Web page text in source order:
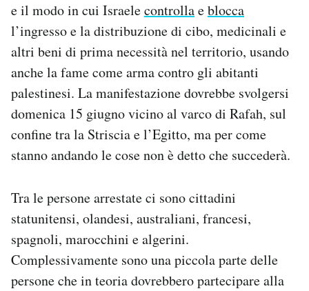
Esci
e il modo in cui Israelecontrollaeblocca
l’ingresso e la distribuzione di cibo, medicinali e
altri beni di prima necessità nel territorio, usando
anche la fame come arma contro gli abitanti
palestinesi. La manifestazione dovrebbe svolgersi
domenica 15 giugno vicino al varco di Rafah, sul
confine tra la Striscia e l’Egitto, ma per come
stanno andando le cose non è detto che succederà.
Tra le persone arrestate ci sono cittadini
statunitensi, olandesi, australiani, francesi,
spagnoli, marocchini e algerini.
Complessivamente sono una piccola parte delle
persone che in teoria dovrebbero partecipare alla